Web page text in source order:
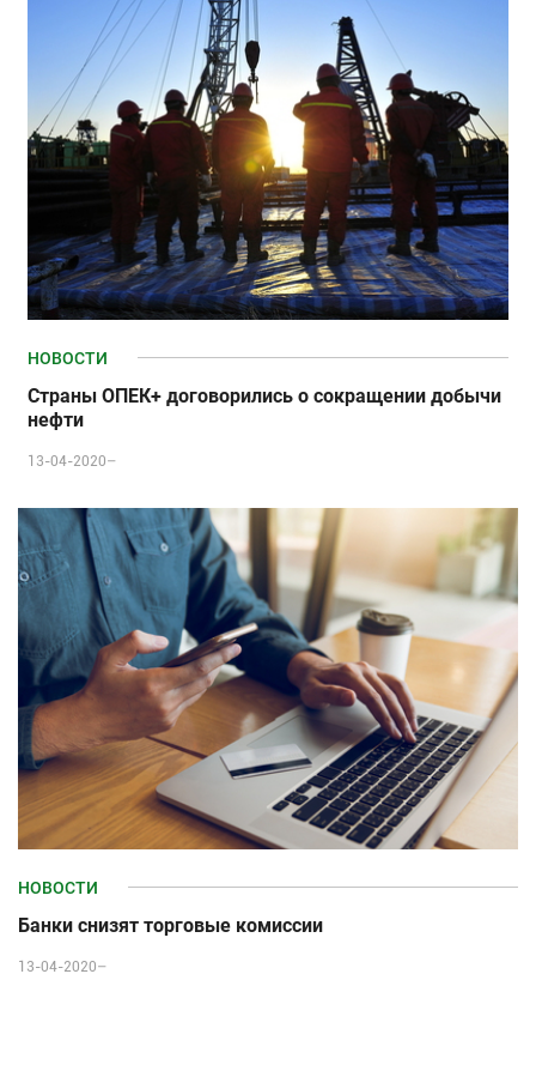
НОВОСТИ
Страны ОПЕК+ договорились о сокращении добычи
нефти
13-04-2020–
НОВОСТИ
Банки снизят торговые комиссии
13-04-2020–